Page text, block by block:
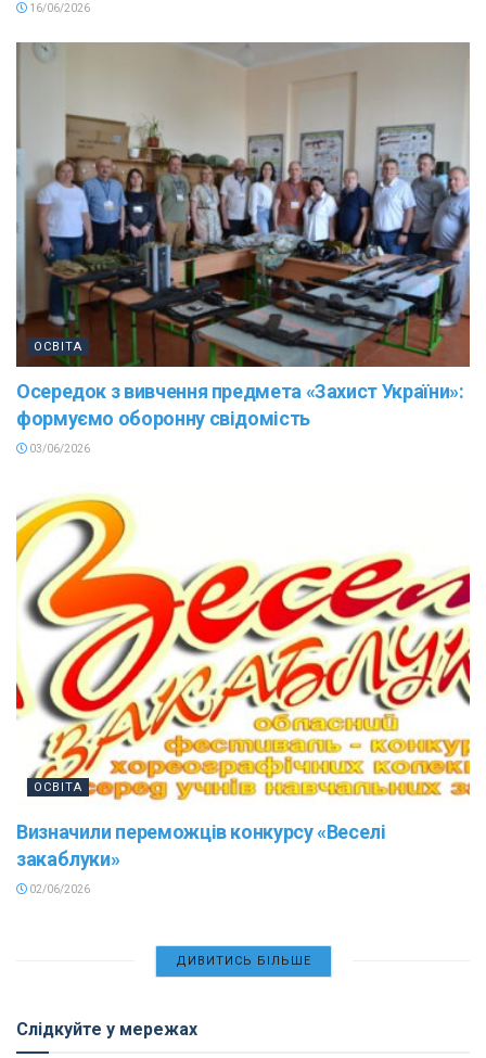
16/06/2026
ОСВІТА
Осередок з вивчення предмета «Захист України»:
формуємо оборонну свідомість
03/06/2026
ОСВІТА
Визначили переможців конкурсу «Веселі
закаблуки»
02/06/2026
ДИВИТИСЬ БІЛЬШЕ
Слідкуйте у мережах